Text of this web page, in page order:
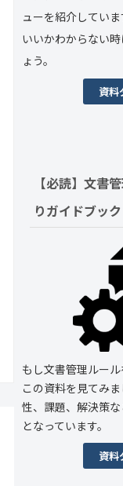
ューを紹介してい
いいかわからない
ょう。
資料
【必読】文書
りガイドブック
もし文書管理ルー
この資料を見てみ
性、課題、解決策
となっています。
資料